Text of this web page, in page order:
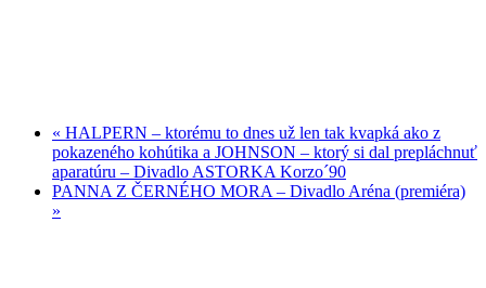
« HALPERN – ktorému to dnes už len tak kvapká ako z
pokazeného kohútika a JOHNSON – ktorý si dal prepláchnuť
aparatúru – Divadlo ASTORKA Korzo´90
PANNA Z ČERNÉHO MORA – Divadlo Aréna (premiéra)
»